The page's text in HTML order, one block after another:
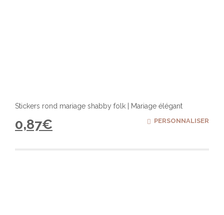
Stickers rond mariage shabby folk | Mariage élégant
0,87€ PERSONNALISER